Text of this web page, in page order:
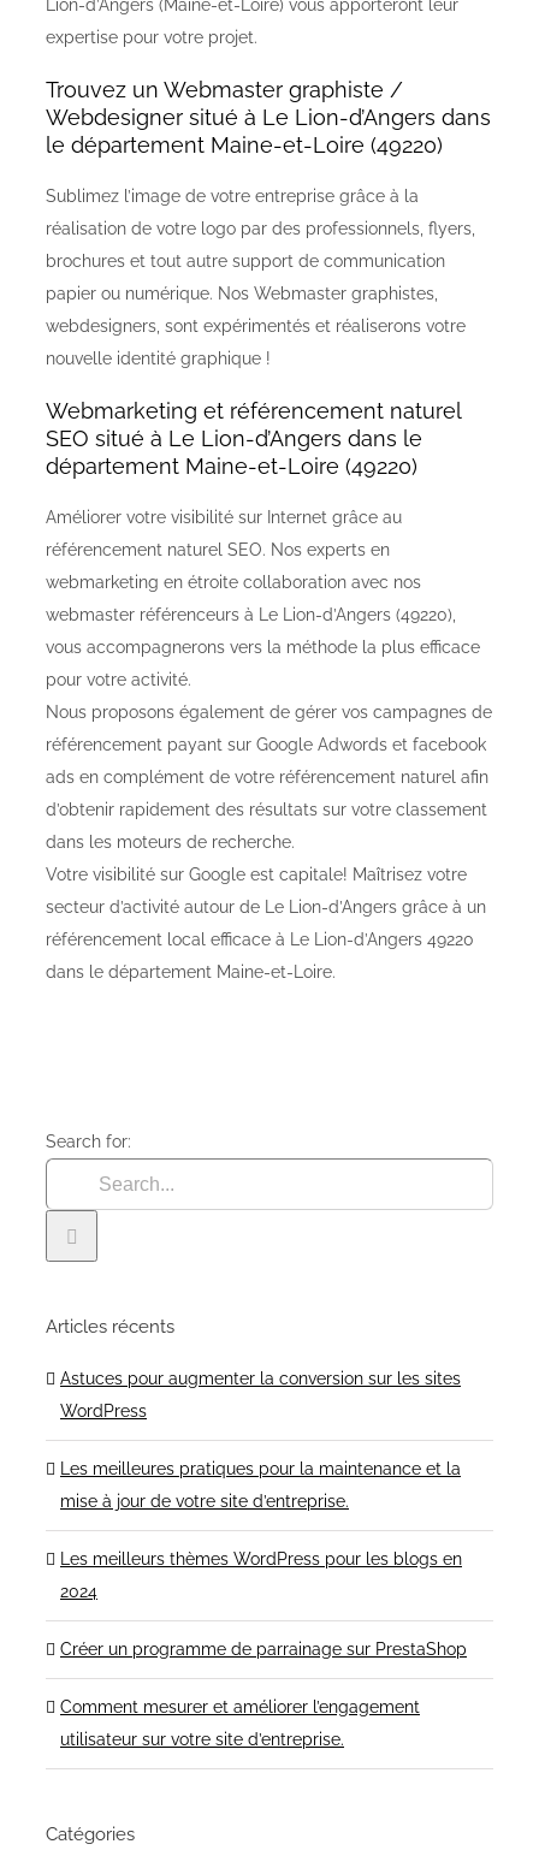
Lion-d’Angers (Maine-et-Loire) vous apporteront leur
expertise pour votre projet.
Trouvez un Webmaster graphiste /
Webdesigner situé à Le Lion-d’Angers dans
le département Maine-et-Loire (49220)
Sublimez l’image de votre entreprise grâce à la
réalisation de votre logo par des professionnels, flyers,
brochures et tout autre support de communication
papier ou numérique. Nos Webmaster graphistes,
webdesigners, sont expérimentés et réaliserons votre
nouvelle identité graphique !
Webmarketing et référencement naturel
SEO situé à Le Lion-d’Angers dans le
département Maine-et-Loire (49220)
Améliorer votre visibilité sur Internet grâce au
référencement naturel SEO. Nos experts en
webmarketing en étroite collaboration avec nos
webmaster référenceurs à Le Lion-d’Angers (49220),
vous accompagnerons vers la méthode la plus efficace
pour votre activité.
Nous proposons également de gérer vos campagnes de
référencement payant sur Google Adwords et facebook
ads en complément de votre référencement naturel afin
d’obtenir rapidement des résultats sur votre classement
dans les moteurs de recherche.
Votre visibilité sur Google est capitale! Maîtrisez votre
secteur d’activité autour de Le Lion-d’Angers grâce à un
référencement local efficace à Le Lion-d’Angers 49220
dans le département Maine-et-Loire.
Search for:
Articles récents
Astuces pour augmenter la conversion sur les sites
WordPress
Les meilleures pratiques pour la maintenance et la
mise à jour de votre site d’entreprise.
Les meilleurs thèmes WordPress pour les blogs en
2024
Créer un programme de parrainage sur PrestaShop
Comment mesurer et améliorer l’engagement
utilisateur sur votre site d’entreprise.
Catégories